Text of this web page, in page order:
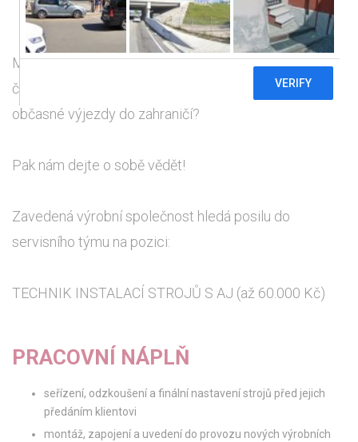
Máte již nějaké zkušenosti s údržbou a servisem linek
či strojů? Domluvíte se anglicky a nevadí Vám
občasné výjezdy do zahraničí?
Pak nám dejte o sobě vědět!
Zavedená výrobní společnost hledá posilu do
servisního týmu na pozici:
TECHNIK INSTALACÍ STROJŮ S AJ (až 60.000 Kč)
PRACOVNÍ NÁPLŇ
seřízení, odzkoušení a finální nastavení strojů před jejich
předáním klientovi
montáž, zapojení a uvedení do provozu nových výrobních